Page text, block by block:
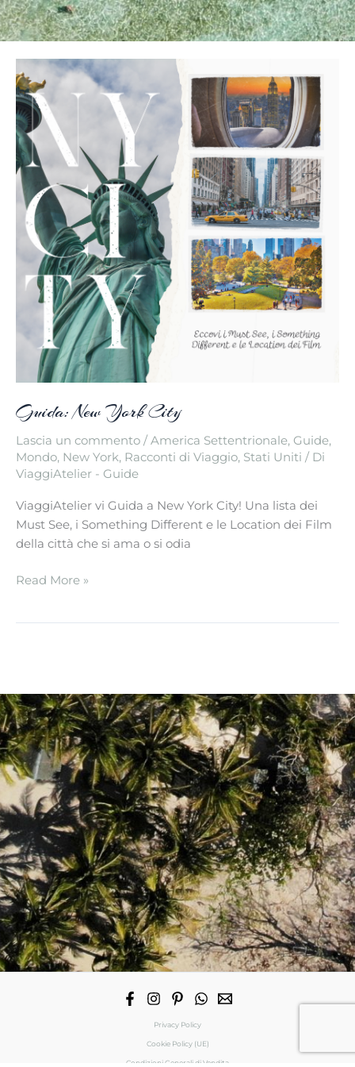
Guida: New York City
Lascia un commento / America Settentrionale, Guide,
Mondo, New York, Racconti di Viaggio, Stati Uniti / Di
ViaggiAtelier - Guide
ViaggiAtelier vi Guida a New York City! Una lista dei
Must See, i Something Different e le Location dei Film
della città che si ama o si odia
Guida:
Read More »
Privacy Policy
Cookie Policy (UE)
Condizioni Generali di Vendita